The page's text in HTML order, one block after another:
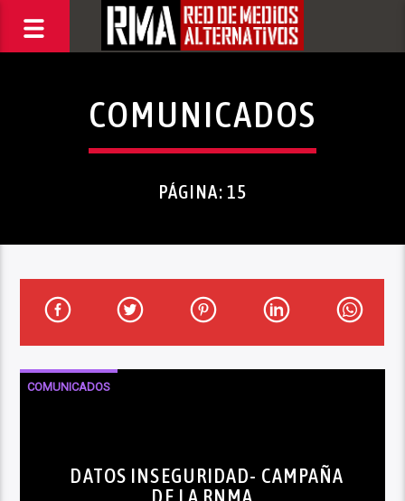
COMUNICADOS
PÁGINA: 15
COMUNICADOS
DATOS INSEGURIDAD- CAMPAÑA